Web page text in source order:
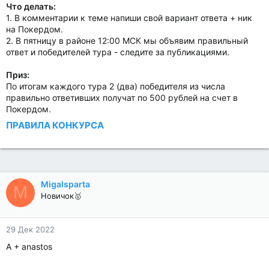
Что делать:
1. В комментарии к теме напиши свой вариант ответа + ник
на Покердом.
2. В пятницу в районе 12:00 МСК мы объявим правильный
ответ и победителей тура - следите за публикациями.
Приз:
По итогам каждого тура 2 (два) победителя из числа
правильно ответивших получат по 500 рублей на счет в
Покердом.
ПРАВИЛА КОНКУРСА
M Migalsparta
Новичок🥇
29 Дек 2022
A + anastos